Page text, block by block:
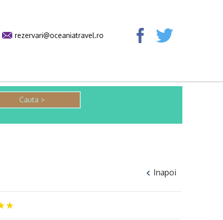
rezervari@oceaniatravel.ro
Inapoi